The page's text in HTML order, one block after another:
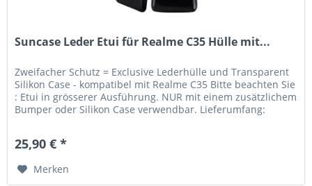
Suncase Leder Etui für Realme C35 Hülle mit...
Zweifacher Schutz = Exclusive Lederhülle und Transparent
Silikon Case - kompatibel mit Realme C35 Bitte beachten Sie
: Etui in grösserer Ausführung. NUR mit einem zusätzlichem
Bumper oder Silikon Case verwendbar. Lieferumfang:
25,90 € *
Merken